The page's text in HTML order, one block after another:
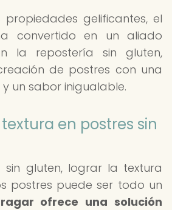
gelificantes, el
convertido en un aliado
la repostería sin gluten,
de postres con una
un sabor inigualable.
en postres sin
sin gluten, lograr la textura
postres puede ser todo un
ofrece una solución